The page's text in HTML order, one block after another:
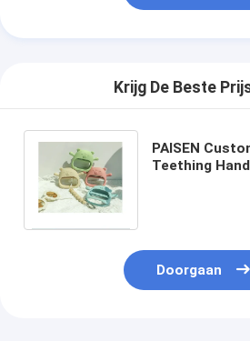
Krijg De Beste
PAISEN
Teething
Doorgaan